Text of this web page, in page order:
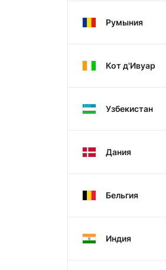
Румыния
Кот д'Ивуар
Узбекистан
Дания
Бельгия
Индия